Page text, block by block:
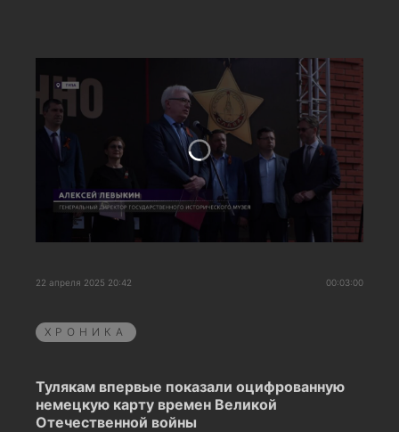
22 апреля 2025 20:42 00:03:00
ХРОНИКА
Тулякам впервые показали оцифрованную
немецкую карту времен Великой
Отечественной войны